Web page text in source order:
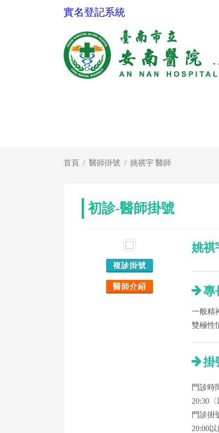
實名登記系統
首頁 醫師掛號 姚祺宇 醫師
初診-醫師掛號
複診掛號
醫師介紹
姚祺
專
一般精
雙極性
掛
門診時
20:30
門診掛
20:00